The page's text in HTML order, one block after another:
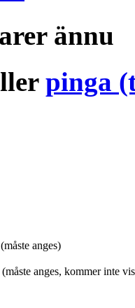
ännu
pinga
anges)
anges, kommer inte